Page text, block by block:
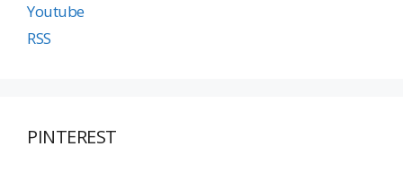
Youtube
RSS
PINTEREST